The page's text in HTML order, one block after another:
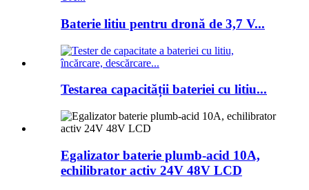
Baterie litiu pentru dronă de 3,7 V...
Testarea capacității bateriei cu litiu...
Egalizator baterie plumb-acid 10A,
echilibrator activ 24V 48V LCD